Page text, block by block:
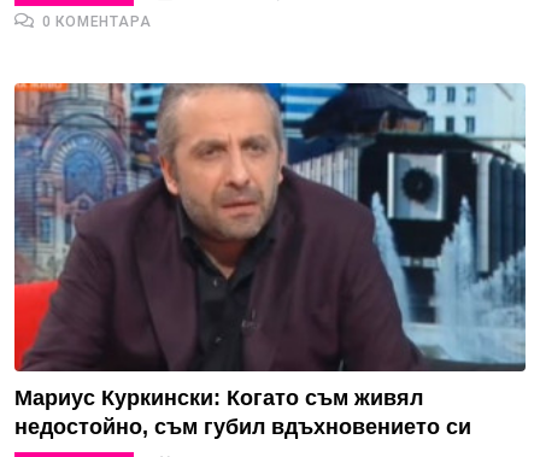
0 КОМЕНТАРА
Мариус Куркински: Когато съм живял
недостойно, съм губил вдъхновението си